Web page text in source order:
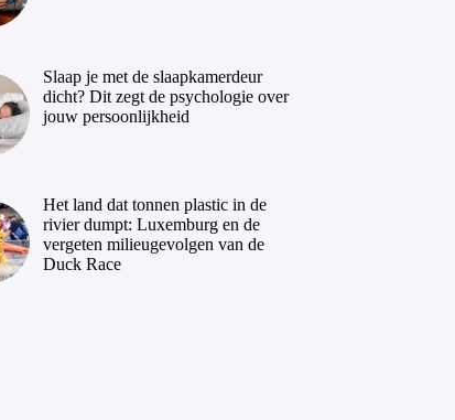
Slaap je met de slaapkamerdeur
dicht? Dit zegt de psychologie over
jouw persoonlijkheid
Het land dat tonnen plastic in de
rivier dumpt: Luxemburg en de
vergeten milieugevolgen van de
Duck Race